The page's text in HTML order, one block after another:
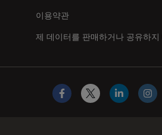
제 데이터를 판매하거나 공유하지
이용약관
Facebook
X LinkedIn